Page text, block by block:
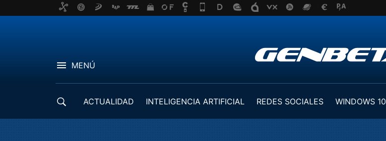
MENÚ
ACTUALIDAD INTELIGENCIA ARTIFICIAL REDES SOCIALES WINDOWS 10